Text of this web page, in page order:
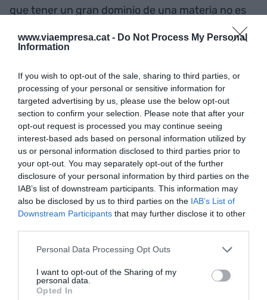
www.viaempresa.cat - Do Not Process My Personal
Information
If you wish to opt-out of the sale, sharing to third parties, or
processing of your personal or sensitive information for
targeted advertising by us, please use the below opt-out
section to confirm your selection. Please note that after your
opt-out request is processed you may continue seeing
interest-based ads based on personal information utilized by
us or personal information disclosed to third parties prior to
your opt-out. You may separately opt-out of the further
disclosure of your personal information by third parties on the
IAB’s list of downstream participants. This information may
also be disclosed by us to third parties on the IAB’s List of
Downstream Participants that may further disclose it to other
Personal Data Processing Opt Outs
I want to opt-out of the Sharing of my
personal data.
Opted In
que tener un gran dominio de una materia no es
dedicación sostenida. Y la capacidad de traducir
de ir perfeccionándolas con el tiempo, también
exige disciplina y constancia.
"Dejarse arrastrar por la
inercia y la dinámica del día
a día puede llevarnos a
remar sin descanso, pero
esto no garantiza ni que los
remos toquen el agua ni que
nos estemos dirigiendo a
buen puerto"